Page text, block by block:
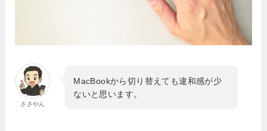
ささやん
MacBookから切り替えても違和感が少
ないと思います。